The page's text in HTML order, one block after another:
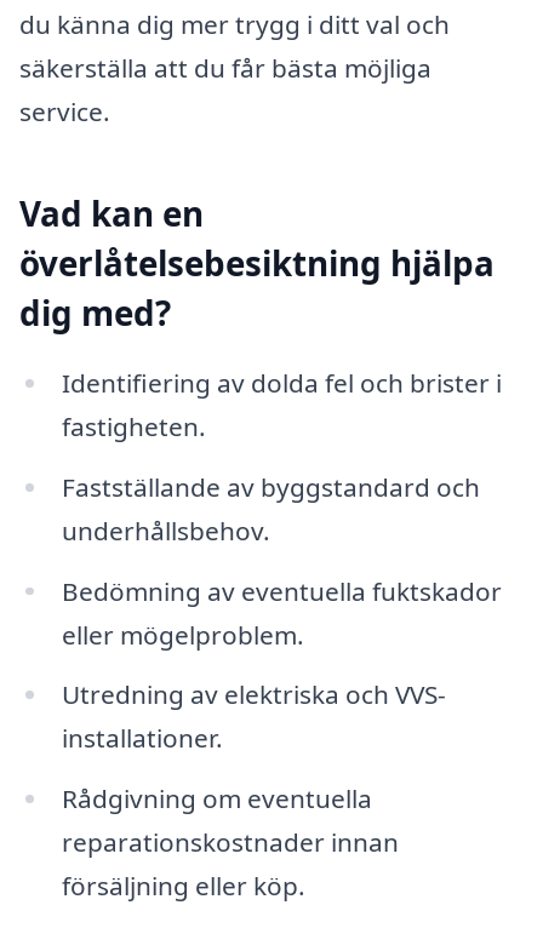
du känna dig mer trygg i ditt val och
säkerställa att du får bästa möjliga
service.
Vad kan en
överlåtelsebesiktning hjälpa
dig med?
Identifiering av dolda fel och brister i
fastigheten.
Fastställande av byggstandard och
underhållsbehov.
Bedömning av eventuella fuktskador
eller mögelproblem.
Utredning av elektriska och VVS-
installationer.
Rådgivning om eventuella
reparationskostnader innan
försäljning eller köp.